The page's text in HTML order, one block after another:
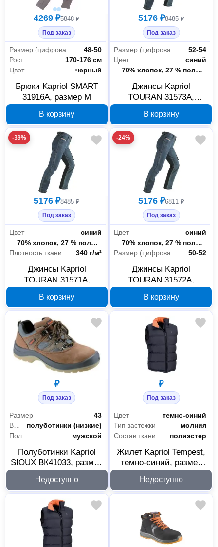
4269 ₽5848 ₽
Под заказ
Размер (цифровая система маркировки)
48-50
Рост
170-176 см
Цвет
черный
Брюки Kapriol SMART
31916А, размер M
В корзину
5176 ₽8485 ₽
Под заказ
Размер (цифровая система маркировки)
52-54
Цвет
синий
Состав ткани
70% хлопок, 27 % полиэстер, 3% эластомер
Джинсы Kapriol
TOURAN 31573А,
В корзину
-39%
5176 ₽8485 ₽
Под заказ
Цвет
синий
Состав ткани
70% хлопок, 27 % полиэстер, 3% эластомер
Плотность ткани
340 г/м²
Джинсы Kapriol
TOURAN 31571А,
В корзину
-24%
5176 ₽6811 ₽
Под заказ
Цвет
синий
Состав ткани
70% хлопок, 27 % полиэстер, 3% эластомер
50-52
Джинсы Kapriol
TOURAN 31572А,
В корзину
₽
Под заказ
Размер
43
полуботинки (низкие)
Пол
мужской
Полуботинки Kapriol
SIOUX ВК41033, размер
Недоступно
₽
Под заказ
Цвет
темно-синий
Тип застежки
молния
Состав ткани
полиэстер
Жилет Kapriol Tempest,
темно-синий, размер
Недоступно